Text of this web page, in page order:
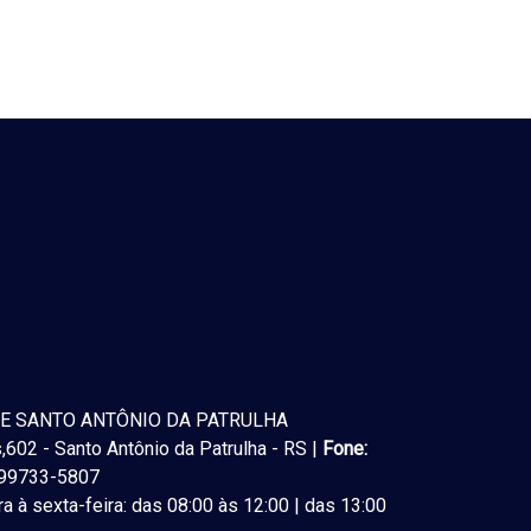
SANTO ANTÔNIO DA PATRULHA
- Santo Antônio da Patrulha - RS |
Fone:
5807
à sexta-feira: das 08:00 às 12:00 | das 13:00